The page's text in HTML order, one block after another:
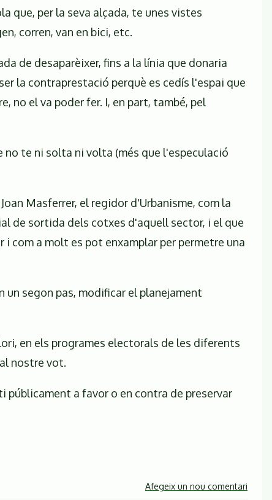
que, per la seva alçada, te unes vistes
corren, van en bici, etc.
de desaparèixer, fins a la línia que donaria
la contraprestació perquè es cedís l'espai que
no el va poder fer. I, en part, també, pel
no te ni solta ni volta (més que l'especulació
Masferrer, el regidor d'Urbanisme, com la
de sortida dels cotxes d'aquell sector, i el que
com a molt es pot enxamplar per permetre una
un segon pas, modificar el planejament
en els programes electorals de les diferents
nostre vot.
públicament a favor o en contra de preservar
Afegeix un nou comentari